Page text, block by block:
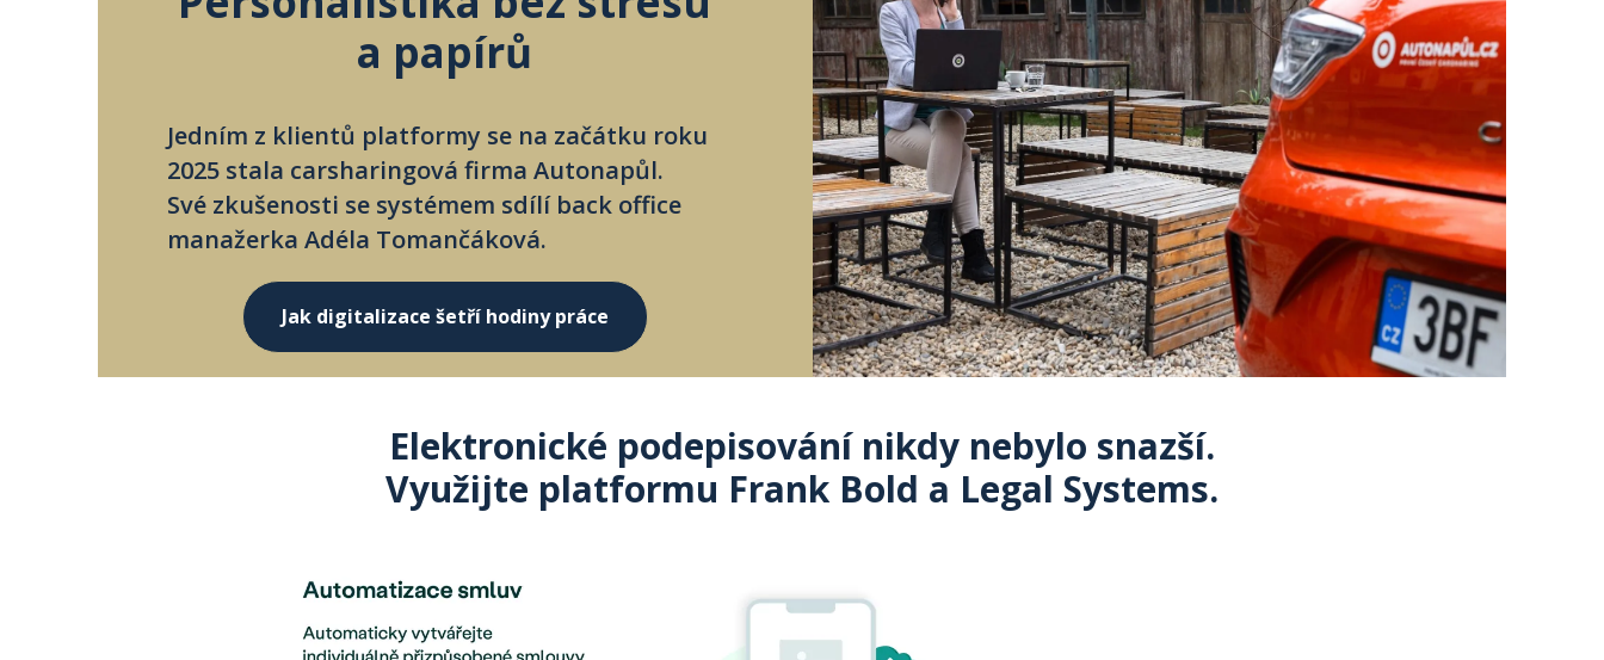
a papírů
Jedním z klientů platformy se na začátku roku
2025 stala carsharingová firma Autonapůl.
Své zkušenosti se systémem sdílí back office
manažerka Adéla Tomančáková.
Jak digitalizace šetří hodiny práce
Elektronické podepisování nikdy nebylo snazší.
Využijte platformu Frank Bold a Legal Systems.